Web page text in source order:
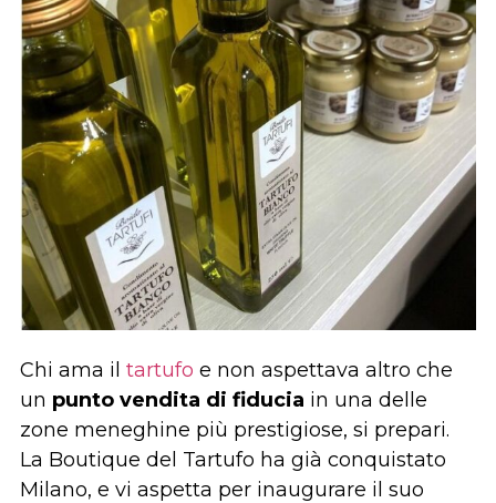
Chi ama il tartufo e non aspettava altro che
un punto vendita di fiducia in una delle
zone meneghine più prestigiose, si prepari.
La Boutique del Tartufo ha già conquistato
Milano, e vi aspetta per inaugurare il suo